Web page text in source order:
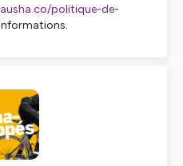
ausha.co/politique-de-